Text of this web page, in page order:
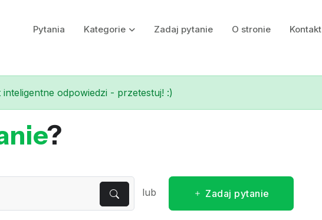
Pytania Kategorie Zadaj pytanie O stronie Kontakt
odpowiedzi - przetestuj! :)
?
lub Zadaj pytanie